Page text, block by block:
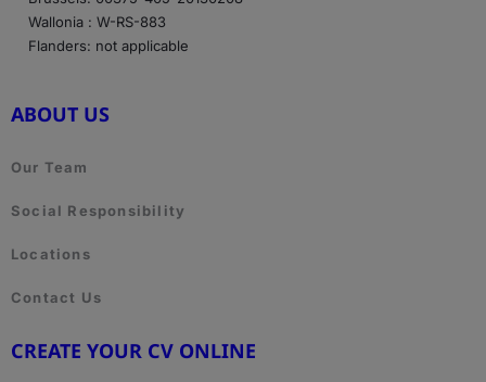
Wallonia : W-RS-883
Flanders: not applicable
ABOUT US
Our Team
Social Responsibility
Locations
Contact Us
CREATE YOUR CV ONLINE